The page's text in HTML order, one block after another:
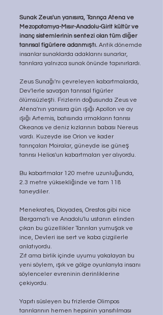
Sunak Zeus'un yanısıra, Tanrıça Atena ve
Mezopotamya-Mısır-Anadolu-Girit kültür ve
inanç sistemlerinin sentezi olan tüm diğer
tanrısal figürlere adanmıştı. Antik dönemde
insanlar sunaklarda adaklarını sunar­lar,
tanrılara yalnızca sunak önünde tapınırlardı.
Zeus Sunağı'nı çevreleyen kabartmalarda,
Dev'lerle savaşan tanrısal figürler
ölümsüzleşti. Frizlerin doğusunda Zeus ve
Atena'nın yanısıra gün ışığı Apollon ve ay
ışığı Artemis, batısında ır­makların tanrısı
Okeanos ve deniz kızlarının babası Nereus
vardı. Kuzeyde ise Orion ve kader
tanrıçaları Moiralar, güneyde ise gü­neş
tanrısı Helios'un kabartmaları yer alıyordu.
Bu kabartmalar 120 metre uzunluğunda,
2.3 metre yüksekliğinde ve tam 118
taneydiler.
Menekrates, Dioyades, Orestos gibi nice
Bergama'lı ve Anadolu'lu ustanın elinden
çıkan bu güzellikler Tanrıları yumu­şak ve
ince, Devleri ise sert ve kaba çizgilerle
anlatıyordu.
Zıt ama birlik içinde uyumu yakalayan bu
yeni söylem, ışık ve gölge oyunlarıyla insanı
söylenceler evreninin derinliklerine
çekiyordu.
Yapıtı süsleyen bu frizlerde Olimpos
tanrılarının hemen hepsinin yansıtılması